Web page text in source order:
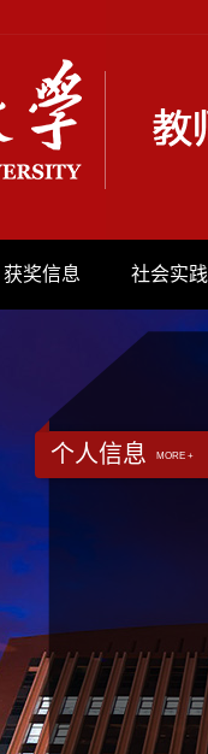
获奖信息 社会实践
个人信息 MORE +